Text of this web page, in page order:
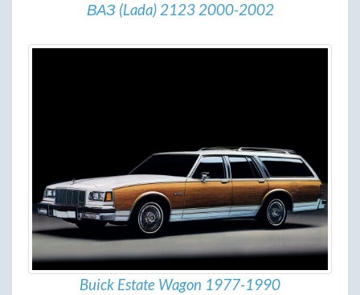
ВАЗ (Lada) 2123 2000-2002
Buick Estate Wagon 1977-1990